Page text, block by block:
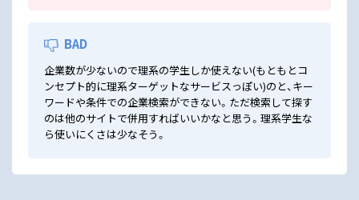
BAD
企業数が少ないので理系の学生しか使えない(もともとコ
ンセプト的に理系ターゲットなサービスっぽい)のと、キー
ワードや条件での企業検索ができない。ただ検索して探す
のは他のサイトで併用すればいいかなと思う。理系学生な
ら使いにくさは少なそう。